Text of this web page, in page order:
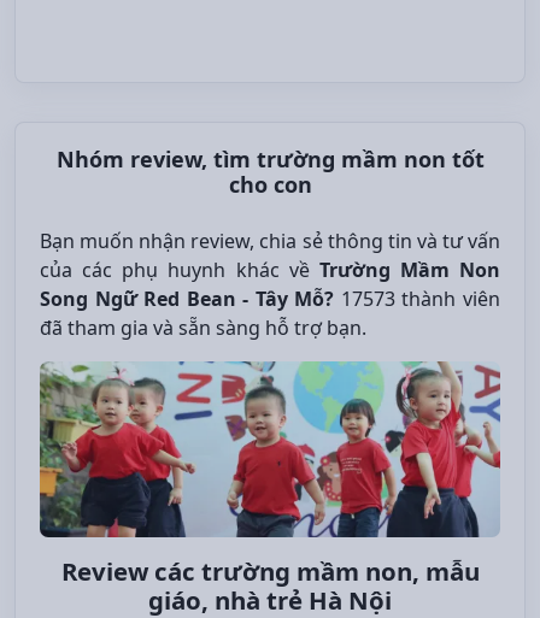
Nhóm review, tìm trường mầm non tốt
cho con
Bạn muốn nhận review, chia sẻ thông tin và tư vấn
của các phụ huynh khác về Trường Mầm Non
Song Ngữ Red Bean - Tây Mỗ? 17573 thành viên
đã tham gia và sẵn sàng hỗ trợ bạn.
Review các trường mầm non, mẫu
giáo, nhà trẻ Hà Nội